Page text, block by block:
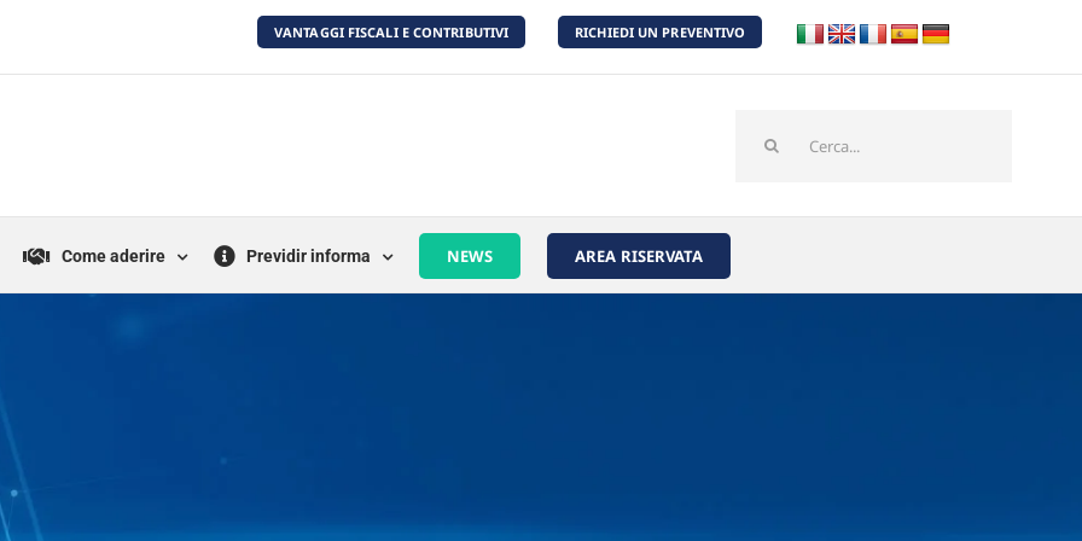
VANTAGGI FISCALI E CONTRIBUTIVI RICHIEDI UN PREVENTIVO
per:
Come aderire Previdir informa NEWS AREA RISERVATA